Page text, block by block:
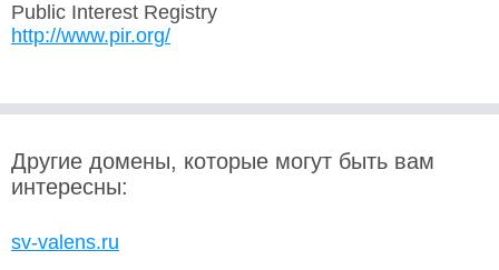
Public Interest Registry
http://www.pir.org/
Другие домены, которые могут быть вам
интересны:
sv-valens.ru